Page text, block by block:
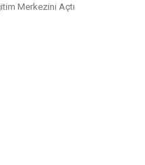
Merkezini Açtı